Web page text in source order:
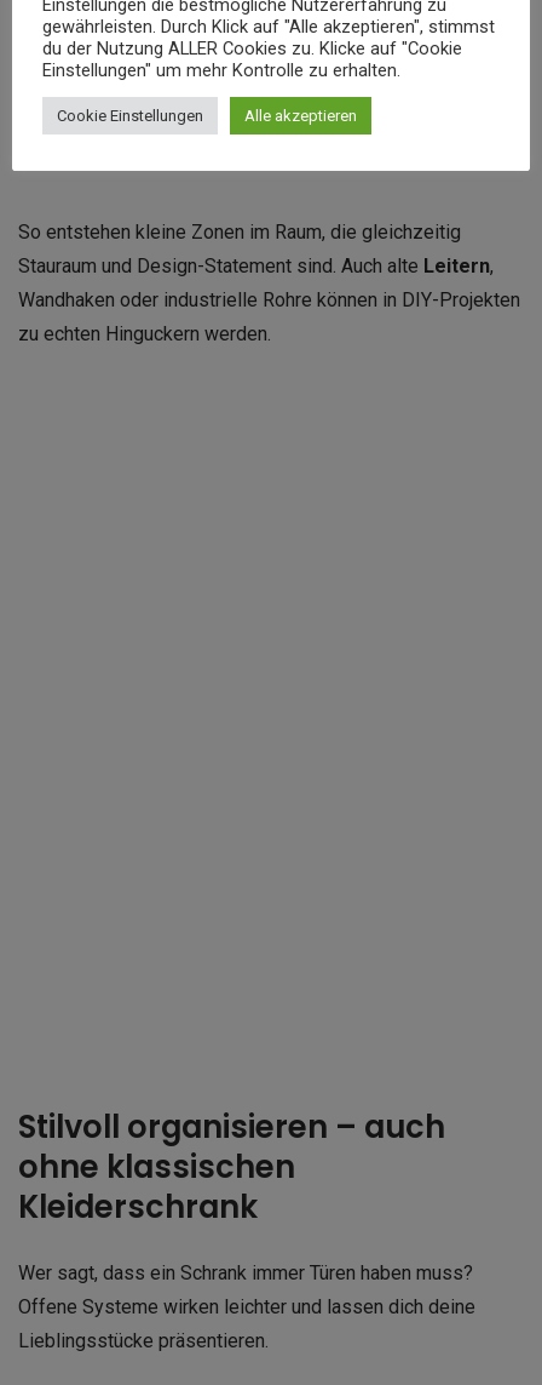
kombinieren
KombiniereRegalbretteran der Wand mit einem
Kleiderständeroder einer schwebenden
So entstehen kleine Zonen im Raum, die gleichzeitig
Stauraum und Design-Statement sind. Auch alte Leitern,
Wandhaken oder industrielle Rohre können in DIY-Projekten
zu echten Hinguckern werden.
Stilvoll organisieren – auch
ohne klassischen
Kleiderschrank
Wer sagt, dass ein Schrank immer Türen haben muss?
Offene Systeme wirken leichter und lassen dich deine
Lieblingsstücke präsentieren.
gewährleisten. Durch Klick auf "Alle akzeptieren", stimmst
du der Nutzung ALLER Cookies zu. Klicke auf "Cookie
Einstellungen" um mehr Kontrolle zu erhalten.
Cookie Einstellungen Alle akzeptieren